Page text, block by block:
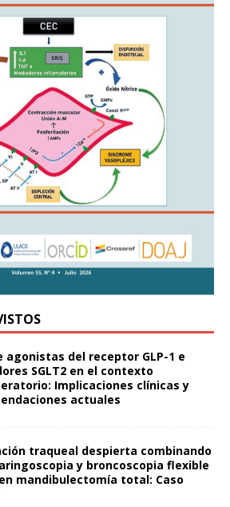
agonistas del receptor GLP-1 e
SGLT2 en el contexto
Implicaciones clínicas y
actuales
traqueal despierta combinando
y broncoscopia flexible
mandibulectomía total: Caso